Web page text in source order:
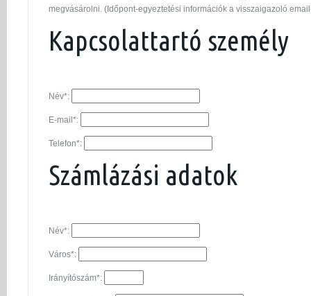
megvásárolni. (Időpont-egyeztetési információk a visszaigazoló
Kapcsolattartó személy
Név*:
E-mail*:
Telefon*:
Számlázási adatok
Név*:
Város*:
Irányítószám*: